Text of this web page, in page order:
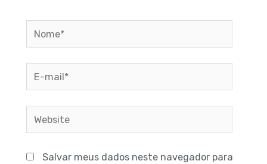
Nome*
E-
mail*
Website
Salvar meus dados neste navegador para